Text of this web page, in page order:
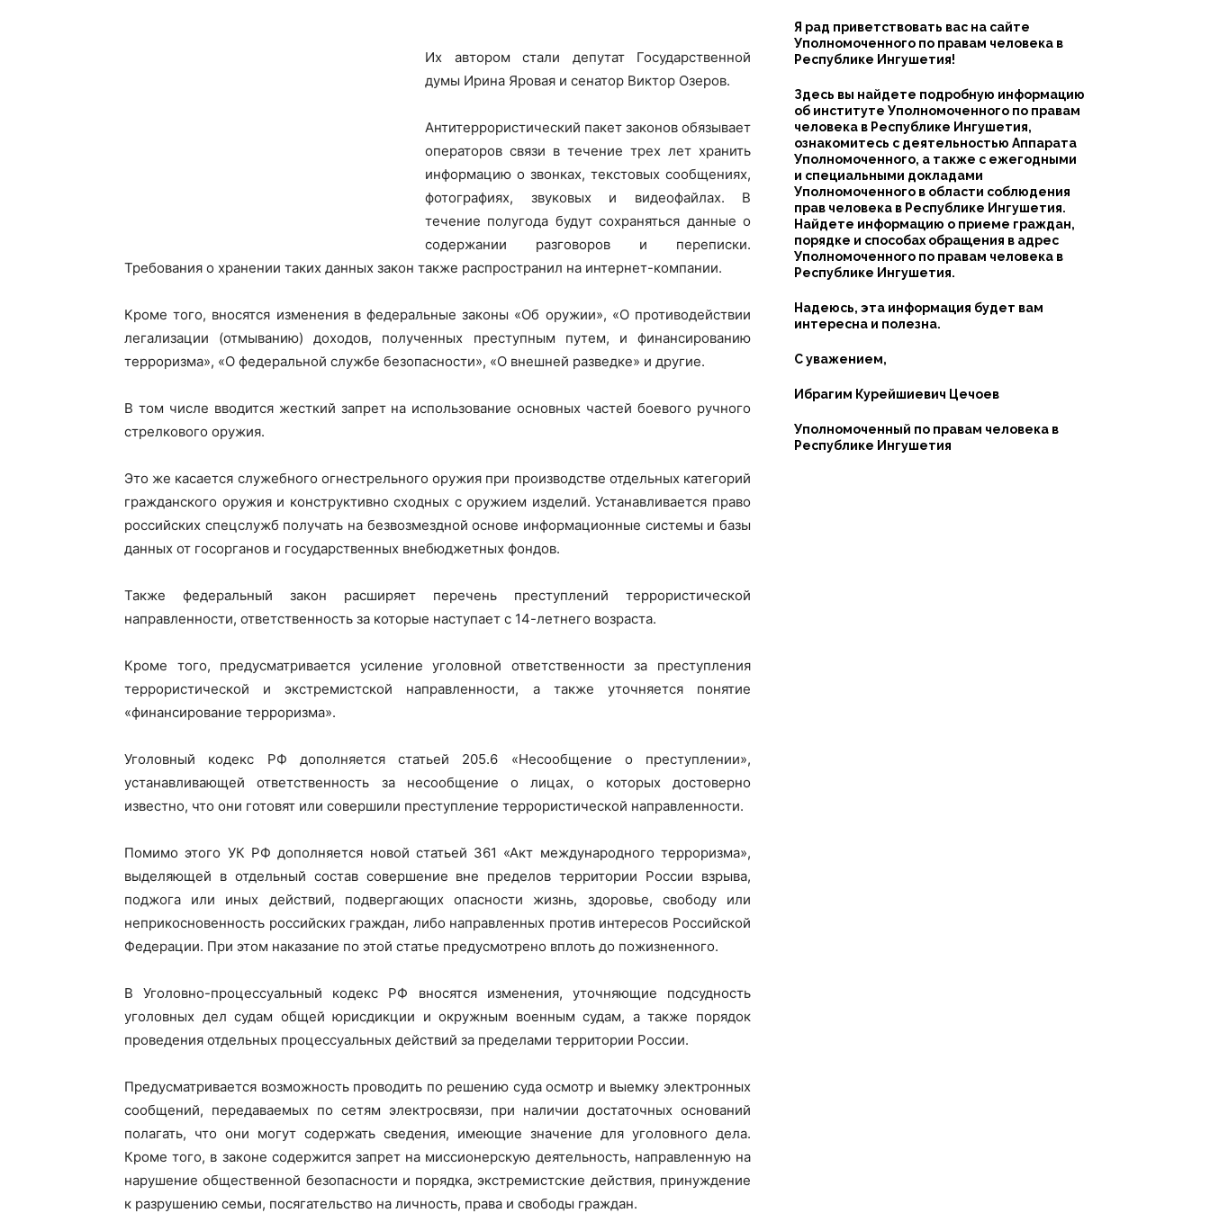
Их автором стали депутат Государственной
думы Ирина Яровая и сенатор Виктор Озеров.
Антитеррористический пакет законов обязывает
операторов связи в течение трех лет хранить
информацию о звонках, текстовых сообщениях,
фотографиях, звуковых и видеофайлах. В
течение полугода будут сохраняться данные о
содержании разговоров и переписки.
Требования о хранении таких данных закон также распространил на интернет-компании.
Кроме того, вносятся изменения в федеральные законы «Об оружии», «О противодействии
легализации (отмыванию) доходов, полученных преступным путем, и финансированию
терроризма», «О федеральной службе безопасности», «О внешней разведке» и другие.
В том числе вводится жесткий запрет на использование основных частей боевого ручного
стрелкового оружия.
Это же касается служебного огнестрельного оружия при производстве отдельных категорий
гражданского оружия и конструктивно сходных с оружием изделий. Устанавливается право
российских спецслужб получать на безвозмездной основе информационные системы и базы
данных от госорганов и государственных внебюджетных фондов.
Также федеральный закон расширяет перечень преступлений террористической
направленности, ответственность за которые наступает с 14-летнего возраста.
Кроме того, предусматривается усиление уголовной ответственности за преступления
террористической и экстремистской направленности, а также уточняется понятие
«финансирование терроризма».
Уголовный кодекс РФ дополняется статьей 205.6 «Несообщение о преступлении»,
устанавливающей ответственность за несообщение о лицах, о которых достоверно
известно, что они готовят или совершили преступление террористической направленности.
Помимо этого УК РФ дополняется новой статьей 361 «Акт международного терроризма»,
выделяющей в отдельный состав совершение вне пределов территории России взрыва,
поджога или иных действий, подвергающих опасности жизнь, здоровье, свободу или
неприкосновенность российских граждан, либо направленных против интересов Российской
Федерации. При этом наказание по этой статье предусмотрено вплоть до пожизненного.
В Уголовно-процессуальный кодекс РФ вносятся изменения, уточняющие подсудность
уголовных дел судам общей юрисдикции и окружным военным судам, а также порядок
проведения отдельных процессуальных действий за пределами территории России.
Предусматривается возможность проводить по решению суда осмотр и выемку электронных
сообщений, передаваемых по сетям электросвязи, при наличии достаточных оснований
полагать, что они могут содержать сведения, имеющие значение для уголовного дела.
Кроме того, в законе содержится запрет на миссионерскую деятельность, направленную на
нарушение общественной безопасности и порядка, экстремистские действия, принуждение
к разрушению семьи, посягательство на личность, права и свободы граждан.
Я рад приветствовать вас на сайте
Уполномоченного по правам человека в
Республике Ингушетия!
Здесь вы найдете подробную информацию
об институте Уполномоченного по правам
человека в Республике Ингушетия,
ознакомитесь с деятельностью Аппарата
Уполномоченного, а также с ежегодными
и специальными докладами
Уполномоченного в области соблюдения
прав человека в Республике Ингушетия.
Найдете информацию о приеме граждан,
порядке и способах обращения в адрес
Уполномоченного по правам человека в
Республике Ингушетия.
Надеюсь, эта информация будет вам
интересна и полезна.
С уважением,
Ибрагим Курейшиевич Цечоев
Уполномоченный по правам человека в
Республике Ингушетия